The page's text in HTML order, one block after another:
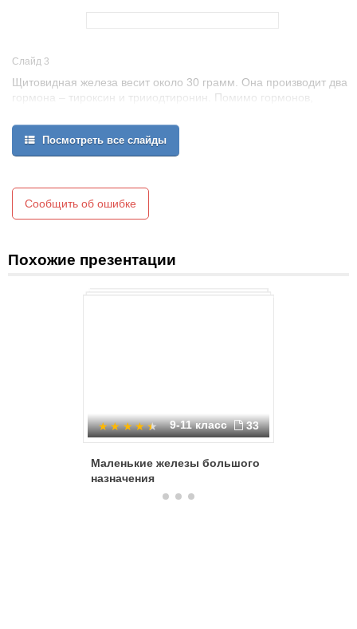
Слайд 3
Щитовидная железа весит около 30 грамм. Она производит два
гормона – тироксин и трииодтиронин. Помимо гормонов,
которого состоит в регуляции кальциевого метаболизма в
организме.
Щитовидная железа – это одна из эндокринных желез нашего
вещества, участвующие в регуляции обмена веществ и
передачи биологической информации в организме.
этиология
Посмотреть все слайды
Сообщить об ошибке
Похожие презентации
9-11 класс 33
Маленькие железы большого
назначения